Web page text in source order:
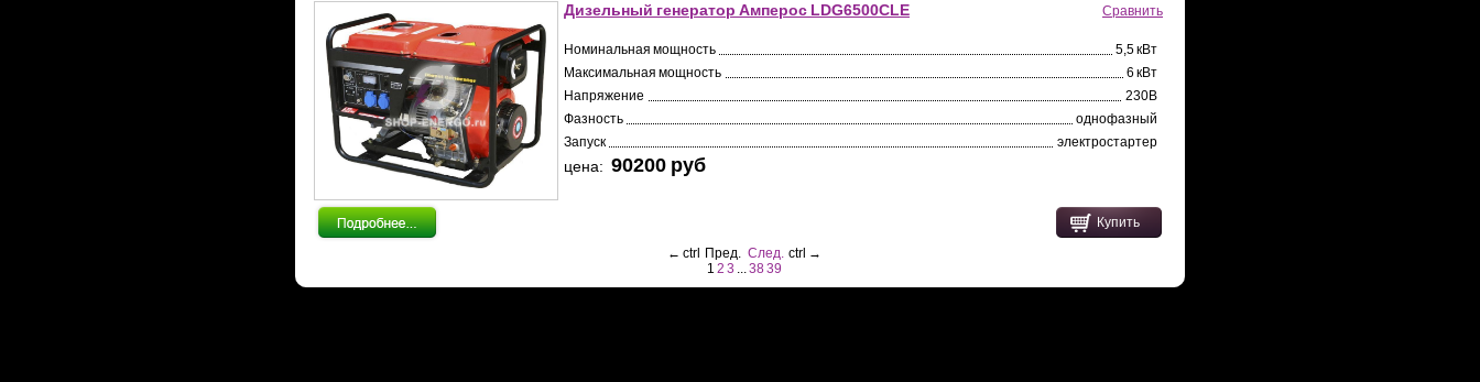
Дизельный генератор Амперос LDG6500СLE Сравнить
Номинальная мощность
5,5 кВт
Максимальная мощность
6 кВт
Напряжение
230В
Фазность
однофазный
Запуск
электростартер
цена: 90200 pуб
Купить
← ctrl Пред. След. ctrl →
1 2 3 3839